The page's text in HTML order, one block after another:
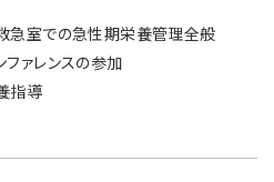
急室での急性期栄養管理全般
ファレンスの参加
指導